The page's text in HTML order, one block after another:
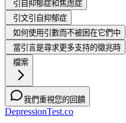
引自抑郁症和焦虑症
引文引自抑郁症
如何使用引數而不被困在它們中
當引言是尋求更多支持的徵兆時
檔案
我們重視您的回饋
DepressionTest.co